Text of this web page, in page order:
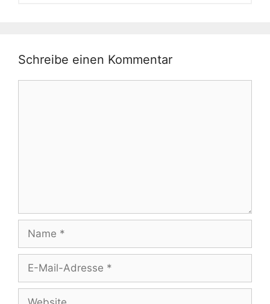
Schreibe einen Kommentar
Mail-
Adresse